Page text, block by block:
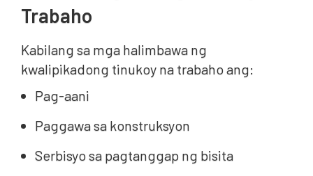
Trabaho
Kabilang sa mga halimbawa ng
kwalipikadong tinukoy na trabaho ang:
Pag-aani
Paggawa sa konstruksyon
Serbisyo sa pagtanggap ng bisita